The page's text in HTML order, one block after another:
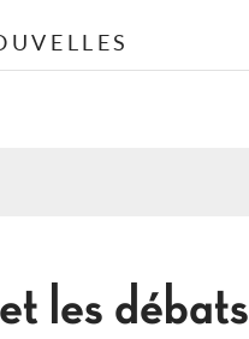
les débats